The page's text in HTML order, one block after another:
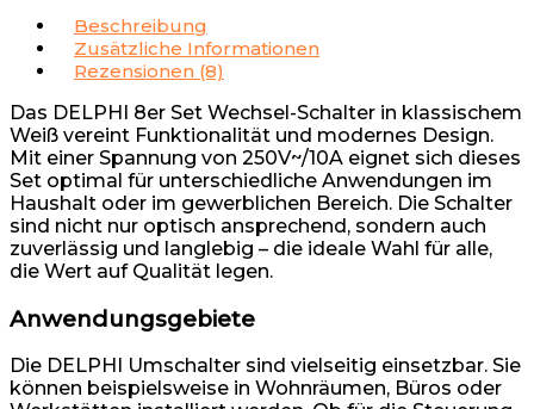
Beschreibung
Zusätzliche Informationen
Rezensionen (8)
Das DELPHI 8er Set Wechsel-Schalter in klassischem
Weiß vereint Funktionalität und modernes Design.
Mit einer Spannung von 250V~/10A eignet sich dieses
Set optimal für unterschiedliche Anwendungen im
Haushalt oder im gewerblichen Bereich. Die Schalter
sind nicht nur optisch ansprechend, sondern auch
zuverlässig und langlebig – die ideale Wahl für alle,
die Wert auf Qualität legen.
Anwendungsgebiete
Die DELPHI Umschalter sind vielseitig einsetzbar. Sie
können beispielsweise in Wohnräumen, Büros oder